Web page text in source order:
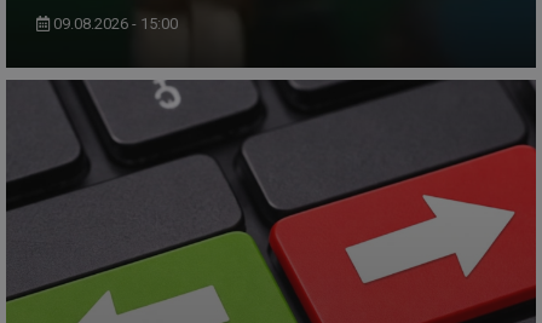
09.08.2026 - 15:00